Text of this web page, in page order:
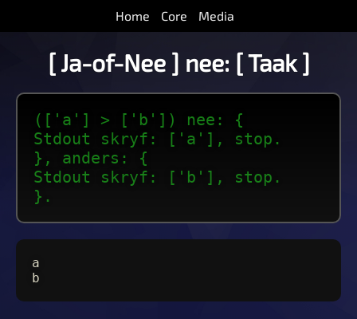
Home Core Media
[ Ja-of-Nee ] nee: [ Taak ]
(['a'] > ['b']) nee: {
Stdout skryf: ['a'], stop.
}, anders: {
Stdout skryf: ['b'], stop.
}.
a
b